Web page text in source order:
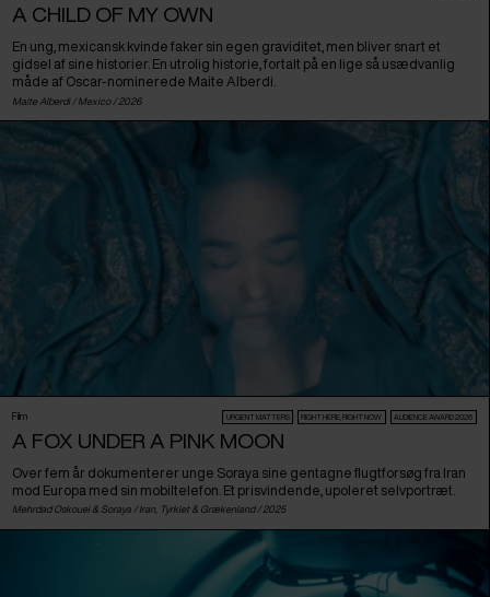
A CHILD OF MY OWN
En ung, mexicansk kvinde faker sin egen graviditet, men bliver snart et
gidsel af sine historier. En utrolig historie, fortalt på en lige så usædvanlig
måde af Oscar-nominerede Maite Alberdi.
Maite Alberdi / Mexico/ 2026
Film URGENT MATTERS RIGHT HERE, RIGHT NOW AUDIENCE AWARD 2026
A FOX UNDER A PINK MOON
Over fem år dokumenterer unge Soraya sine gentagne flugtforsøg fra Iran
mod Europa med sin mobiltelefon. Et prisvindende, upoleret selvportræt.
Mehrdad Oskouei & Soraya / Iran Tyrkiet& Grækenland/ 2025